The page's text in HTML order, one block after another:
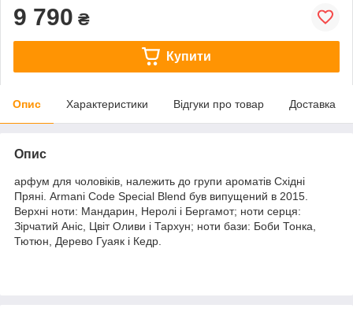
9 790 ₴
Купити
Опис Характеристики Відгуки про товар Доставка
Опис
арфум для чоловіків, належить до групи ароматів Східні
Пряні. Armani Code Special Blend був випущений в 2015.
Верхні ноти: Мандарин, Неролі і Бергамот; ноти серця:
Зірчатий Аніс, Цвіт Оливи і Тархун; ноти бази: Боби Тонка,
Тютюн, Дерево Гуаяк і Кедр.